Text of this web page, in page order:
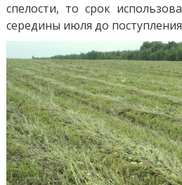
спелости, то срок
середины июля до